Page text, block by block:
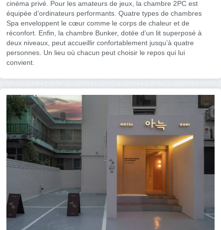
cinéma privé. Pour les amateurs de jeux, la chambre 2PC est
équipée d’ordinateurs performants. Quatre types de chambres
Spa enveloppent le cœur comme le corps de chaleur et de
réconfort. Enfin, la chambre Bunker, dotée d’un lit superposé à
deux niveaux, peut accueillir confortablement jusqu’à quatre
personnes. Un lieu où chacun peut choisir le repos qui lui
convient.